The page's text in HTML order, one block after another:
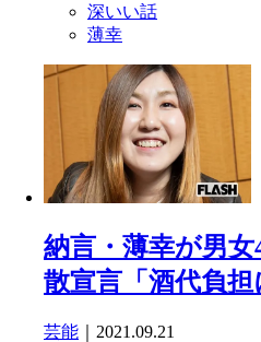
深いい話
薄幸
納言・薄幸が男
散宣言「酒代負担
芸能 ｜2021.09.21